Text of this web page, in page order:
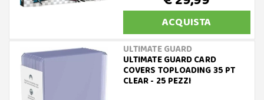
ACQUISTA
ULTIMATE GUARD
ULTIMATE GUARD CARD
COVERS TOPLOADING 35 PT
CLEAR - 25 PEZZI